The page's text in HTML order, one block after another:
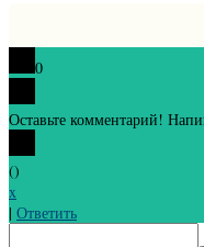
0
Оставьте комментарий!
()
x
| Ответить